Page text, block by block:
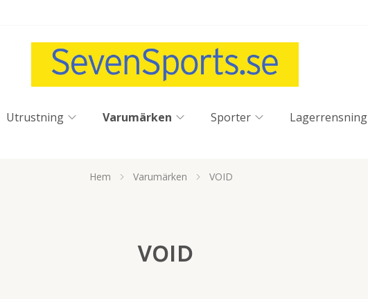
Utrustning Varumärken Sporter Lagerrensning
Hem Varumärken VOID
VOID